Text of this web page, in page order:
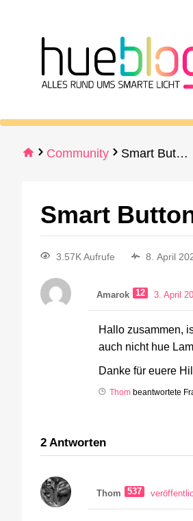
Community Smart Button mit normalen leuchten schalten?
Smart
3.57K Aufrufe 8. April
Amarok 12 3. April
Hallo zusammen,
auch nicht hue
Danke für euere
Thom beantwortete
2 Antworten
Thom 537